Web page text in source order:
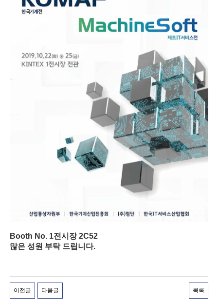
Booth No. 1전시장 2C52
많은 성원 부탁 드립니다.
이전글 다음글 목록